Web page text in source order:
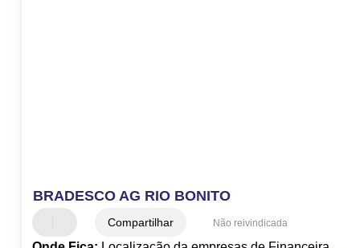
BRADESCO AG RIO BONITO
Compartilhar Não reivindicada